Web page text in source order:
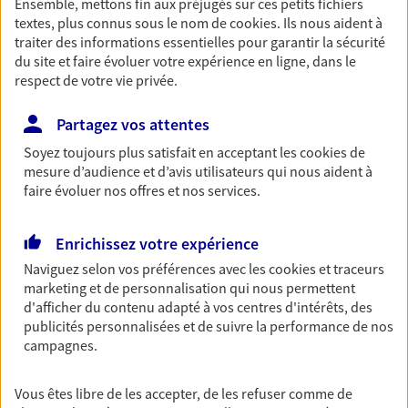
Découvrir les offres Épargne
Retraite
Préparez sereinement ce nouveau chapitre de
votre vie avec les conseils d'un expert. Découvrez
notre solution PER (Plan Epargne Retraite)
spécialement conçue pour la retraite.
Prévoyance
Pour un avenir serein, assurez-vous avec notre
contrat prévoyance. Préservez vos proches en cas
d'accident ou de maladie en optant pour les
garanties incapacité temporaire totale de travail,
Découvrir l'offre Prévoyance
textes, plus connus sous le nom decookies. Ils nous aident à
traiter des informations essentielles pour garantir la sécurité
du site et faire évoluer votre expérience en ligne, dans le
respect de votre vie privée.
Partagez vos attentes
Soyez toujours plus satisfait en acceptant lescookiesde
mesure d’audience et d’avis utilisateurs qui nous aident à
faire évoluer nos offres et nos services.
Enrichissez votre expérience
Naviguez selon vos préférences avec lescookies et traceurs
marketing et de personnalisation qui nous permettent
d'afficher du contenu adapté à vos centres d'intérêts, des
publicités personnalisées et de suivre la performance de nos
campagnes.
Vous êtes libre de les accepter, de les refuser comme de